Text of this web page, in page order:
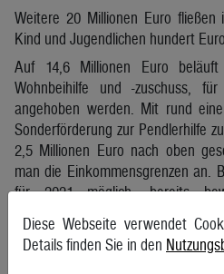
Weitere 20 Millionen Euro fließen
Kind und Jugendlichen hundert Euro.
Auf 14,6 Millionen Euro
Wohnbeihilfe und -zuschuss, für
angehoben werden. Mit rund
Sonderförderung zur Pendlerhilfe
2,5 Millionen Euro nach oben
man die Einkommensgrenzen an.
für 2021 möglich, bereits
aus Ausschüttungen der
Anteile an EVN, Flughafen und
Diese Webseite verwendet
Details finden Sie in den